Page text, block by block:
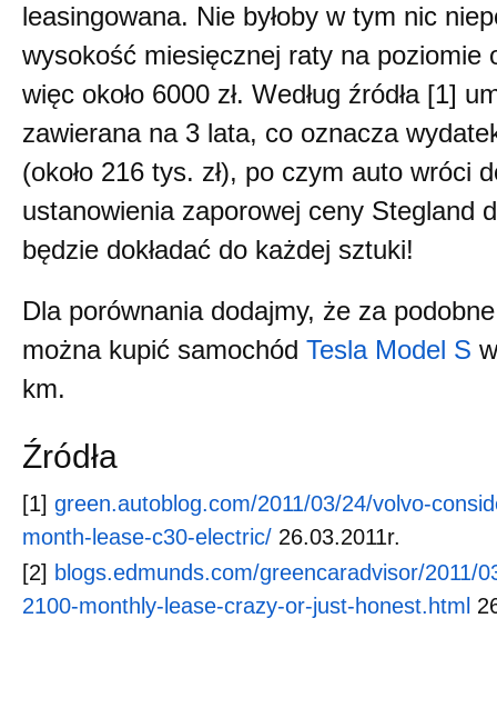
leasingowana. Nie byłoby w tym nic
wysokość miesięcznej raty na poziomie
więc około 6000 zł. Według źródła [1]
zawierana na 3 lata, co oznacza
(około 216 tys. zł), po czym auto wróci
ustanowienia zaporowej ceny Stegland
będzie dokładać do każdej sztuki!
Dla porównania dodajmy, że za
można kupić samochód Tesla Model S
km.
Źródła
[1] green.autoblog.com/2011/03/24/volvo-
month-lease-c30-electric/ 26.03.2011r.
[2] blogs.edmunds.com/greencaradvisor/2011/
2100-monthly-lease-crazy-or-just-honest.html